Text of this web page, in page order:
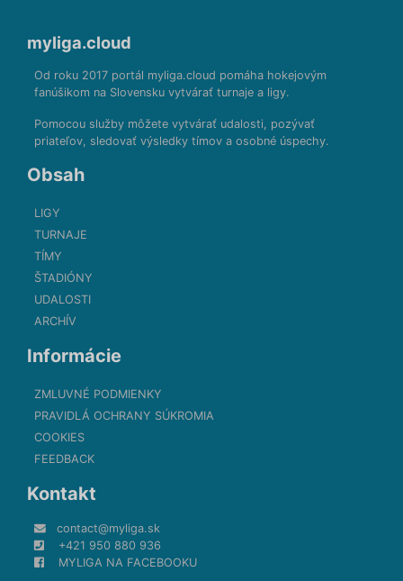
myliga.cloud
Od roku 2017 portál myliga.cloud pomáha hokejovým
fanúšikom na Slovensku vytvárať turnaje a ligy.
Pomocou služby môžete vytvárať udalosti, pozývať
priateľov, sledovať výsledky tímov a osobné úspechy.
Obsah
LIGY
TURNAJE
TÍMY
ŠTADIÓNY
UDALOSTI
ARCHÍV
Informácie
ZMLUVNÉ PODMIENKY
PRAVIDLÁ OCHRANY SÚKROMIA
COOKIES
FEEDBACK
Kontakt
contact@myliga.sk
+421 950 880 936
MYLIGA NA FACEBOOKU